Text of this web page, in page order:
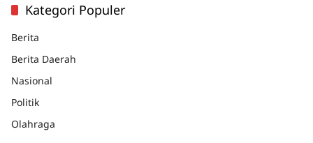
Kategori Populer
Berita
Berita Daerah
Nasional
Politik
Olahraga